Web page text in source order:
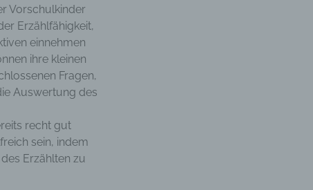
Vorschulkinder
Erzählfähigkeit,
einnehmen
ihre kleinen
Fragen,
Auswertung des
recht gut
sein, indem
Erzählten zu
dieser natürlichen Person zu analysieren oder
personenbezogener Daten in einer Weise,
Daten ohne Hinzuziehung zusätzlicher
spezifischen betroffenen Person zugeordnet werden
Maßnahmen unterliegen, die gewährleisten,
nicht einer identifizierten oder identifizierbaren
werden.